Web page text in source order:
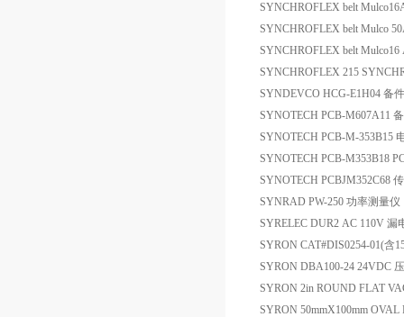
SYNCHROFLEX belt
SYNCHROFLEX belt Mulco
SYNCHROFLEX belt Mulco16
SYNCHROFLEX 215
SYNDEVCO HCG-E1H04 备件
SYNOTECH PCB-M607A11
SYNOTECH PCB-M-353B15
SYNOTECH PCB-M353B18
SYNOTECH PCBJM352C68
SYNRAD PW-250 功率测量仪
SYRELEC DUR2 AC 110V 漏
SYRON CAT#DIS0254-01(含
SYRON DBA100-24 24VDC
SYRON 2in ROUND FLAT
SYRON 50mmX100mm